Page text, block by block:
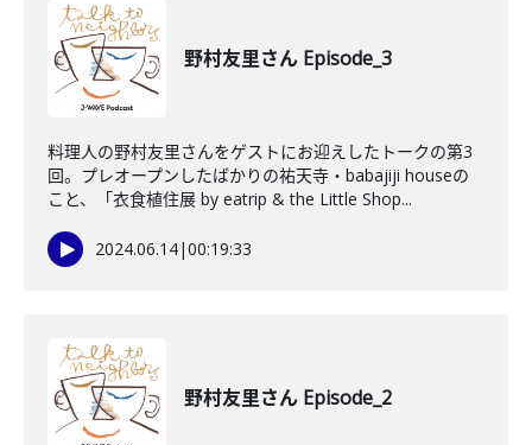
野村友里さん Episode_3
料理人の野村友里さんをゲストにお迎えしたトークの第3
回。プレオープンしたばかりの祐天寺・babajiji houseの
こと、「衣食植住展 by eatrip & the Little Shop...
2024.06.14|00:19:33
野村友里さん Episode_2